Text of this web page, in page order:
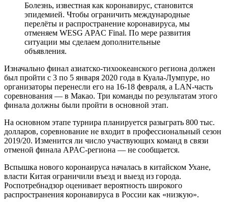
Болезнь, известная как коронавирус, становится
эпидемией. Чтобы ограничить международные
перелёты и распространение коронавируса, мы
отменяем WESG APAC Final. По мере развития
ситуации мы сделаем дополнительные
объявления.
Изначально финал азиатско-тихоокеанского региона должен
был пройти с 3 по 5 января 2020 года в Куала-Лумпуре, но
организаторы перенесли его на 16-18 февраля, а LAN-часть
соревнования — в Макао. Три команды по результатам этого
финала должны были пройти в основной этап.
На основном этапе турнира планируется разыграть 800 тыс.
долларов, соревнование не входит в профессиональный сезон
2019/20. Изменится ли число участвующих команд в связи
отменой финала APAC-региона — не сообщается.
Вспышка нового коронаируса началась в китайском Ухане,
власти Китая ограничили въезд и выезд из города.
Роспотребнадзор оценивает вероятность широкого
распространения коронавируса в России как «низкую».